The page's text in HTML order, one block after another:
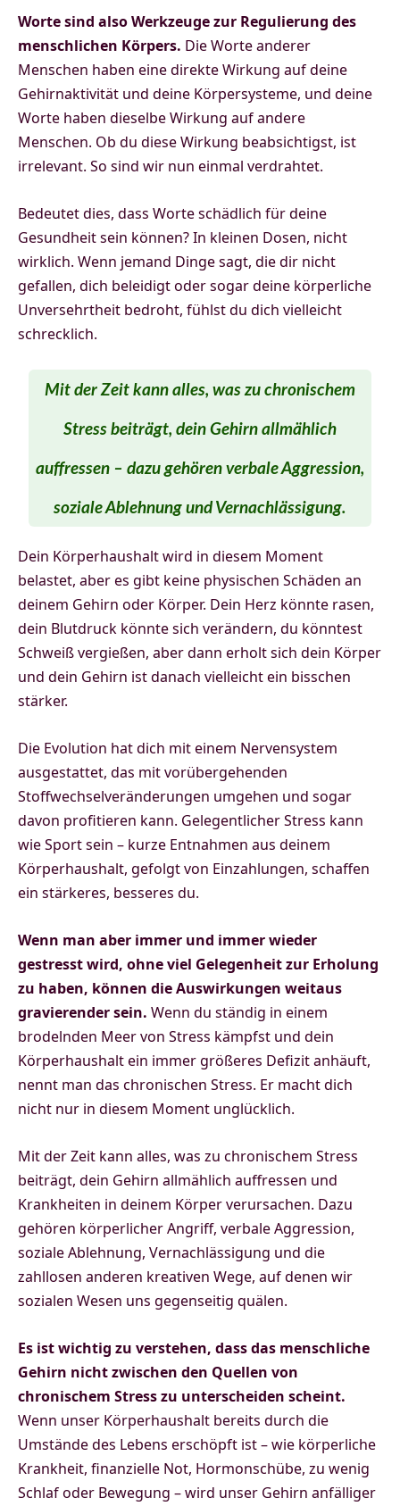
Worte sind also Werkzeuge zur Regulierung des
menschlichen Körpers. Die Worte anderer
Menschen haben eine direkte Wirkung auf deine
Gehirnaktivität und deine Körpersysteme, und deine
Worte haben dieselbe Wirkung auf andere
Menschen. Ob du diese Wirkung beabsichtigst, ist
irrelevant. So sind wir nun einmal verdrahtet.
Bedeutet dies, dass Worte schädlich für deine
Gesundheit sein können? In kleinen Dosen, nicht
wirklich. Wenn jemand Dinge sagt, die dir nicht
gefallen, dich beleidigt oder sogar deine körperliche
Unversehrtheit bedroht, fühlst du dich vielleicht
schrecklich.
Mit der Zeit kann alles, was zu chronischem
Stress beiträgt, dein Gehirn allmählich
auffressen – dazu gehören verbale Aggression,
soziale Ablehnung und Vernachlässigung.
Dein Körperhaushalt wird in diesem Moment
belastet, aber es gibt keine physischen Schäden an
deinem Gehirn oder Körper. Dein Herz könnte rasen,
dein Blutdruck könnte sich verändern, du könntest
Schweiß vergießen, aber dann erholt sich dein Körper
und dein Gehirn ist danach vielleicht ein bisschen
stärker.
Die Evolution hat dich mit einem Nervensystem
ausgestattet, das mit vorübergehenden
Stoffwechselveränderungen umgehen und sogar
davon profitieren kann. Gelegentlicher Stress kann
wie Sport sein – kurze Entnahmen aus deinem
Körperhaushalt, gefolgt von Einzahlungen, schaffen
ein stärkeres, besseres du.
Wenn man aber immer und immer wieder
gestresst wird, ohne viel Gelegenheit zur Erholung
zu haben, können die Auswirkungen weitaus
gravierender sein. Wenn du ständig in einem
brodelnden Meer von Stress kämpfst und dein
Körperhaushalt ein immer größeres Defizit anhäuft,
nennt man das chronischen Stress. Er macht dich
nicht nur in diesem Moment unglücklich.
Mit der Zeit kann alles, was zu chronischem Stress
beiträgt, dein Gehirn allmählich auffressen und
Krankheiten in deinem Körper verursachen. Dazu
gehören körperlicher Angriff, verbale Aggression,
soziale Ablehnung, Vernachlässigung und die
zahllosen anderen kreativen Wege, auf denen wir
sozialen Wesen uns gegenseitig quälen.
Es ist wichtig zu verstehen, dass das menschliche
Gehirn nicht zwischen den Quellen von
chronischem Stress zu unterscheiden scheint.
Wenn unser Körperhaushalt bereits durch die
Umstände des Lebens erschöpft ist – wie körperliche
Krankheit, finanzielle Not, Hormonschübe, zu wenig
Schlaf oder Bewegung – wird unser Gehirn anfälliger